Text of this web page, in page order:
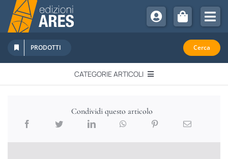
Salta
contenuto
Chi Siamo
Sostienici
Abbonamenti
Newsletter
PRODOTTI Cerca
CATEGORIE ARTICOLI
Condividi questo articolo